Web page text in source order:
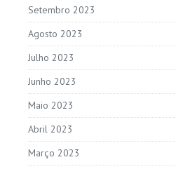
Setembro 2023
Agosto 2023
Julho 2023
Junho 2023
Maio 2023
Abril 2023
Março 2023